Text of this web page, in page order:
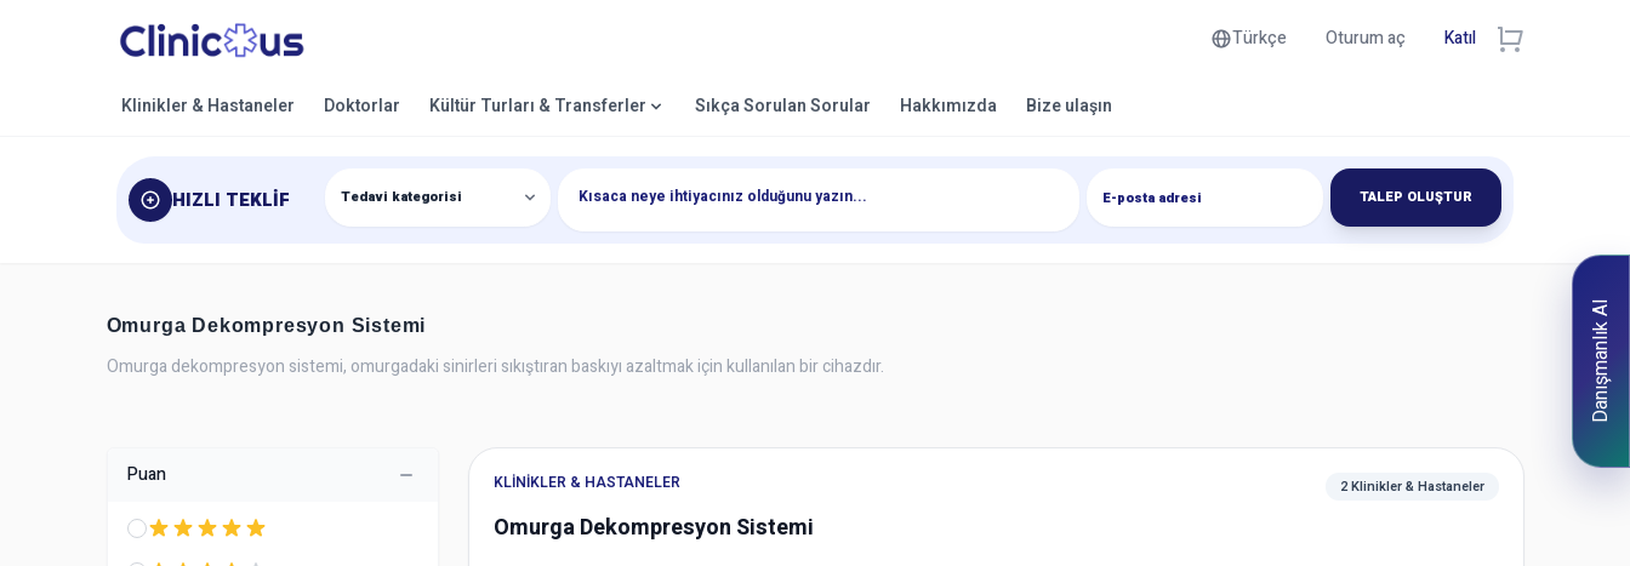
Türkçe Oturum aç Katıl
Klinikler & Hastaneler Doktorlar Kültür Turları & Transferler Sıkça Sorulan Sorular Hakkımızda Bize ulaşın
HIZLI TEKLIF TALEP OLUŞTUR
Danışmanlık Al
Omurga Dekompresyon Sistemi
Omurga dekompresyon sistemi, omurgadaki sinirleri sıkıştıran baskıyı azaltmak için kullanılan bir cihazdır.
Puan KLINIKLER & HASTANELER
Omurga Dekompresyon Sistemi
2 Klinikler & Hastaneler